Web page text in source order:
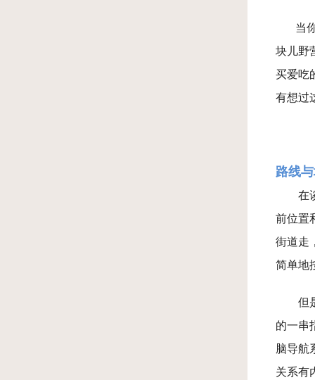
当
块儿野
买爱吃
有想过
路线
在
前位置
街道走
简单地
但
的一串
脑导航
关系有